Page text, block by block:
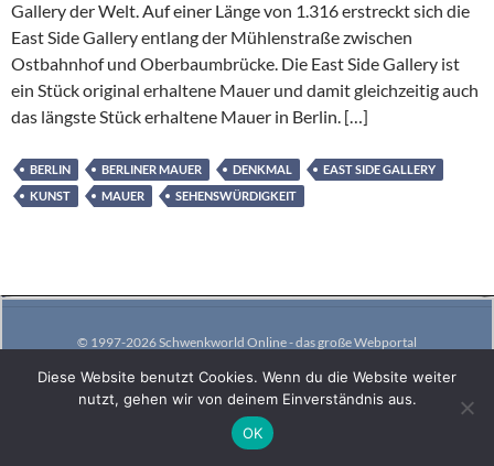
Gallery der Welt. Auf einer Länge von 1.316 erstreckt sich die
East Side Gallery entlang der Mühlenstraße zwischen
Ostbahnhof und Oberbaumbrücke. Die East Side Gallery ist
ein Stück original erhaltene Mauer und damit gleichzeitig auch
das längste Stück erhaltene Mauer in Berlin. […]
BERLIN BERLINER MAUER DENKMAL
EAST SIDE GALLERY
KUNST
MAUER SEHENSWÜRDIGKEIT
© 1997-2026 Schwenkworld Online - das große Webportal
Diese Website benutzt Cookies. Wenn du die Website weiter
nutzt, gehen wir von deinem Einverständnis aus.
OK